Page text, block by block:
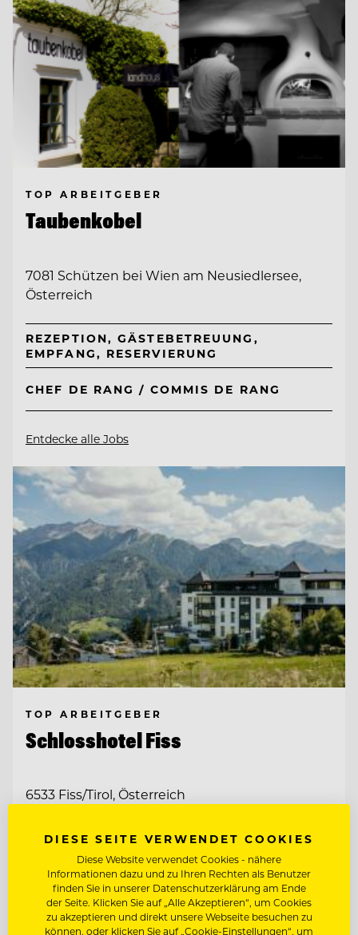
TOP ARBEITGEBER
Taubenkobel
7081 Schützen bei Wien am Neusiedlersee,
Österreich
REZEPTION, GÄSTEBETREUUNG,
EMPFANG, RESERVIERUNG
CHEF DE RANG / COMMIS DE RANG
Entdecke alle Jobs
TOP ARBEITGEBER
Schlosshotel Fiss
6533 Fiss/Tirol, Österreich
SOCIAL MEDIA SPECIALIST (M/W/D)
MARKETING MANAGER (M/W/D)
DIESE SEITE VERWENDET COOKIES
Diese Website verwendet Cookies - nähere
Informationen dazu und zu Ihren Rechten als Benutzer
finden Sie in unserer Datenschutzerklärung am Ende
der Seite. Klicken Sie auf „Alle Akzeptieren“, um Cookies
zu akzeptieren und direkt unsere Webseite besuchen zu
können, oder klicken Sie auf „Cookie-Einstellungen“, um